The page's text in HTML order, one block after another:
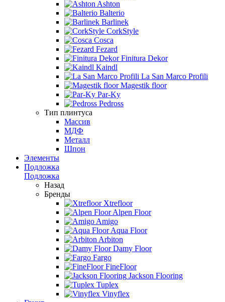
Ashton
Balterio
Barlinek
CorkStyle
Cosca
Fezard
Finitura Dekor
Kaindl
La San Marco Profili
Magestik floor
Par-Ky
Pedross
Тип плинтуса
Массив
МДФ
Металл
Шпон
Элементы
Подложка
Подложка
Назад
Бренды
Xtrefloor
Alpen Floor
Amigo
Aqua Floor
Arbiton
Damy Floor
Fargo
FineFloor
Jackson Flooring
Tuplex
Vinyflex